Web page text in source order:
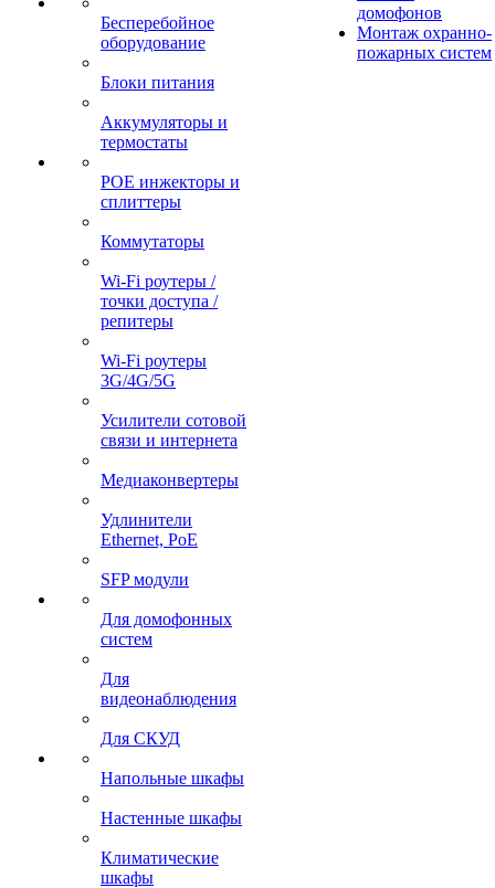
Бесперебойное
оборудование
Блоки питания
Аккумуляторы и
термостаты
POE инжекторы и
сплиттеры
Коммутаторы
Wi-Fi роутеры /
точки доступа /
репитеры
Wi-Fi роутеры
3G/4G/5G
Усилители сотовой
связи и интернета
Медиаконвертеры
Удлинители
Ethernet, PoE
SFP модули
Для домофонных
систем
Для
видеонаблюдения
Для СКУД
Напольные шкафы
Настенные шкафы
Климатические
шкафы
домофонов
Монтаж охранно-
пожарных систем